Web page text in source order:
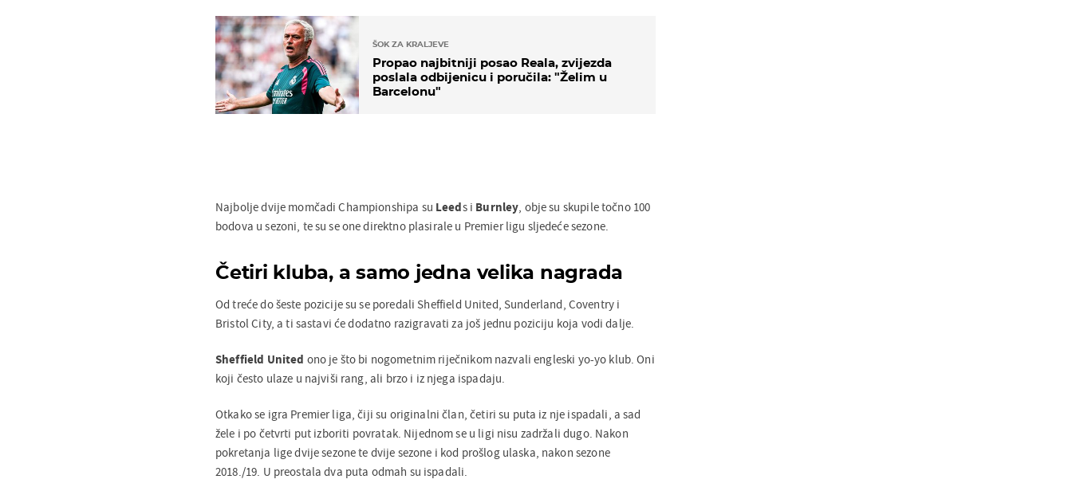
ŠOK ZA KRALJEVE
Propao najbitniji posao Reala, zvijezda
poslala odbijenicu i poručila: "Želim u
Barcelonu"
Najbolje dvije momčadi Championshipa su Leeds i Burnley, obje su skupile točno 100
bodova u sezoni, te su se one direktno plasirale u Premier ligu sljedeće sezone.
Četiri kluba, a samo jedna velika nagrada
Od treće do šeste pozicije su se poredali Sheffield United, Sunderland, Coventry i
Bristol City, a ti sastavi će dodatno razigravati za još jednu poziciju koja vodi dalje.
Sheffield United ono je što bi nogometnim riječnikom nazvali engleski yo-yo klub. Oni
koji često ulaze u najviši rang, ali brzo i iz njega ispadaju.
Otkako se igra Premier liga, čiji su originalni član, četiri su puta iz nje ispadali, a sad
žele i po četvrti put izboriti povratak. Nijednom se u ligi nisu zadržali dugo. Nakon
pokretanja lige dvije sezone te dvije sezone i kod prošlog ulaska, nakon sezone
2018./19. U preostala dva puta odmah su ispadali.